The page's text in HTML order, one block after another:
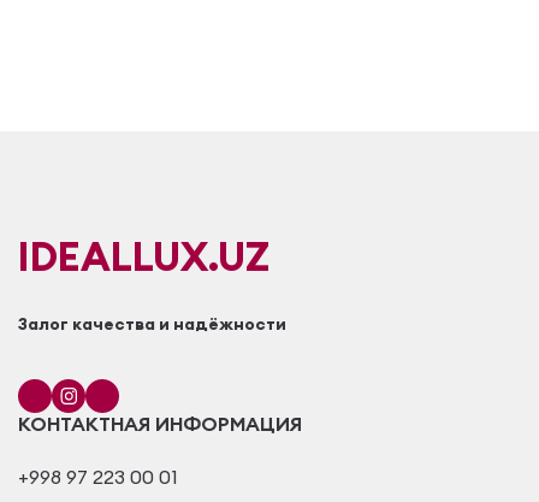
IDEALLUX.UZ
Залог качества и надёжности
КОНТАКТНАЯ ИНФОРМАЦИЯ
+998 97 223 00 01